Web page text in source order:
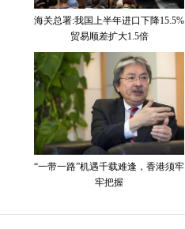
海关总署:我国上半年进口下降15.5%
贸易顺差扩大1.5倍
“一带一路”机遇千载难逢，香港须牢
牢把握